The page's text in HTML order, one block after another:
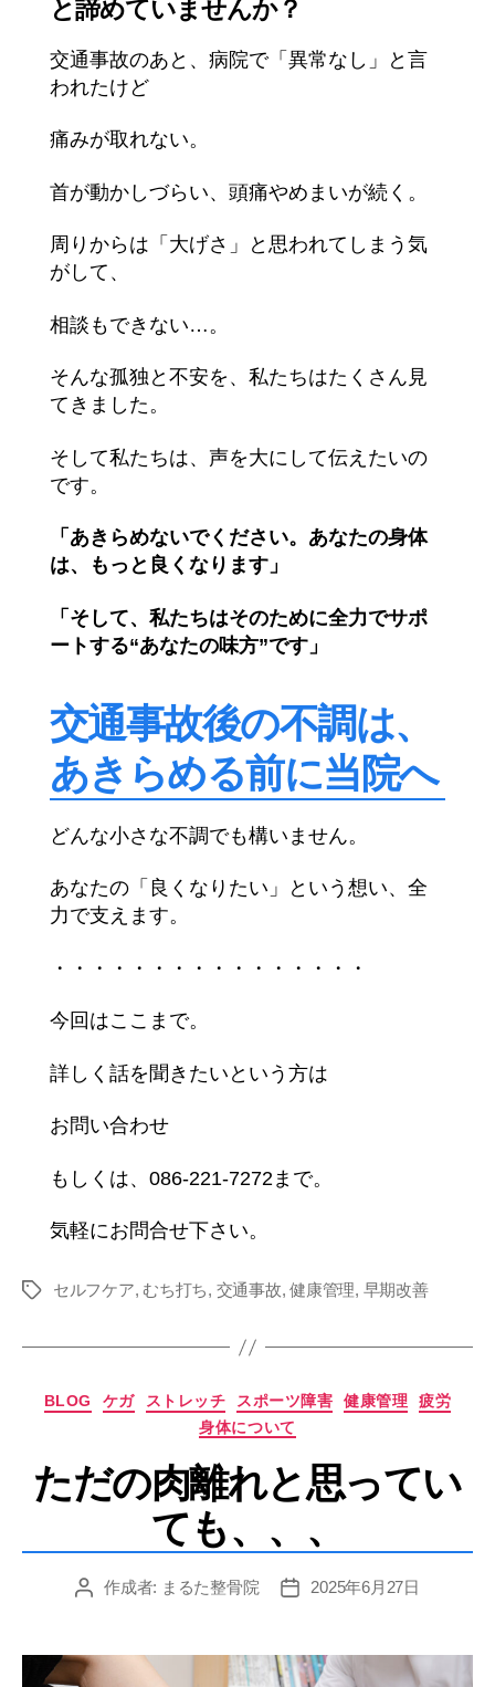
と諦めていませんか？
交通事故のあと、病院で「異常なし」と言
われたけど
痛みが取れない。
首が動かしづらい、頭痛やめまいが続く。
周りからは「大げさ」と思われてしまう気
がして、
相談もできない…。
そんな孤独と不安を、私たちはたくさん見
てきました。
そして私たちは、声を大にして伝えたいの
です。
「あきらめないでください。あなたの身体
は、もっと良くなります」
「そして、私たちはそのために全力でサポ
ートする“あなたの味方”です」
交通事故後の不調は、
あきらめる前に当院へ
どんな小さな不調でも構いません。
あなたの「良くなりたい」という想い、全
力で支えます。
・・・・・・・・・・・・・・・・
今回はここまで。
詳しく話を聞きたいという方は
お問い合わせ
もしくは、086-221-7272まで。
気軽にお問合せ下さい。
タ
セルフケア, むち打ち, 交通事故,健康管理, 早期改善
カ
テ
リ
ー
BLOG ケガ ストレッチ スポーツ障害 健康管理
疲労
身体について
ただの肉離れと思ってい
ても、、、
投 作成者: まるた整骨院
投
2025年6月27日